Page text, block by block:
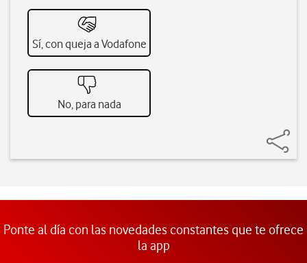
Sí, con queja a Vodafone
No, para nada
Ponte al día con las novedades constantes que te ofrece
la app